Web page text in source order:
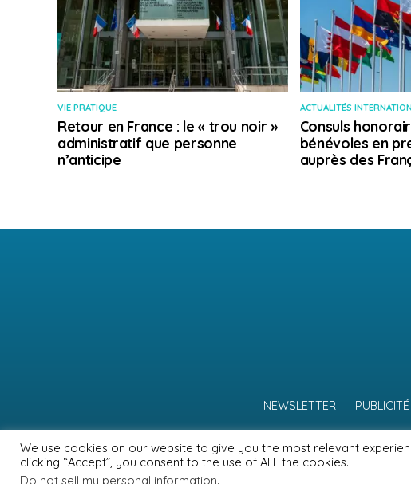
VIE PRATIQUE
Retour en France : le « trou noir »
administratif que personne
n’anticipe
ACTUALITÉS
Consuls
bénévoles en
auprès des
NEWSLETTER PUBLICITÉ
We use cookies on our website to give you the most relevant
clicking “Accept”, you consent to the use of ALL the cookies.
Do not sell my personal information.